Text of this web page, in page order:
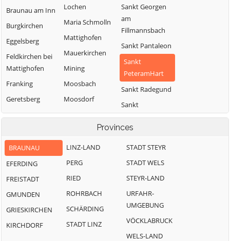
Braunau am Inn
Burgkirchen
Eggelsberg
Feldkirchen bei
Mattighofen
Franking
Geretsberg
Gilgenberg am
Haigermoos
Handenberg
Uttendorf
Hochburg-Ach
Höhnhart
Jeging
Lochen
Maria Schmolln
Mattighofen
Mauerkirchen
Mining
Moosbach
Moosdorf
Munderfing
Neukirchen an
Sankt Georgen
am
Fillmannsbach
Sankt Pantaleon
Sankt
PeteramHart
Sankt Radegund
Sankt
VeitimInnkreis
SanktJohann am
Walde
Schalchen
Schwand im
Tarsdorf
Treubach
Überackern
Provinces
BRAUNAU
EFERDING
FREISTADT
GMUNDEN
GRIESKIRCHEN
KIRCHDORF
LINZ-LAND
PERG
RIED
ROHRBACH
SCHÄRDING
STADT LINZ
STADT STEYR
STADT WELS
STEYR-LAND
URFAHR-
UMGEBUNG
VÖCKLABRUCK
WELS-LAND